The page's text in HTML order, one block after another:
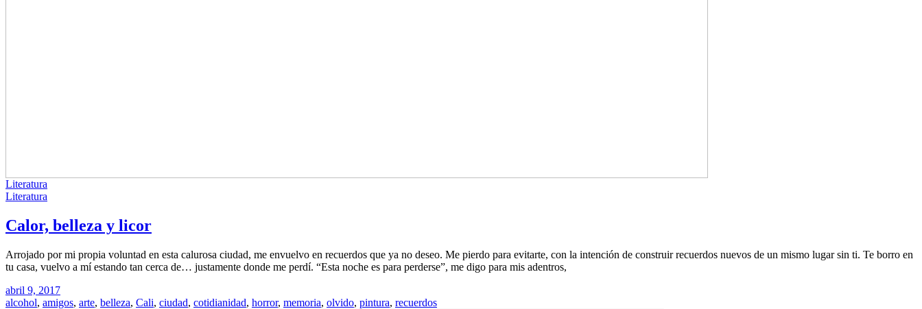
Literatura
Literatura
Calor, belleza y licor
Arrojado por mi propia voluntad en esta calurosa ciudad, me envuelvo en recuerdos que ya no deseo. Me pierdo para evitarte, con la intención de construir recuerdos nuevos de un mismo lugar sin ti. Te borro en
tu casa, vuelvo a mí estando tan cerca de… justamente donde me perdí. “Esta noche es para perderse”, me digo para mis adentros,
abril 9, 2017
alcohol, amigos, arte, belleza, Cali, ciudad, cotidianidad, horror, memoria, olvido, pintura, recuerdos